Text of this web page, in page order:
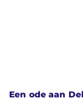
Een ode aan